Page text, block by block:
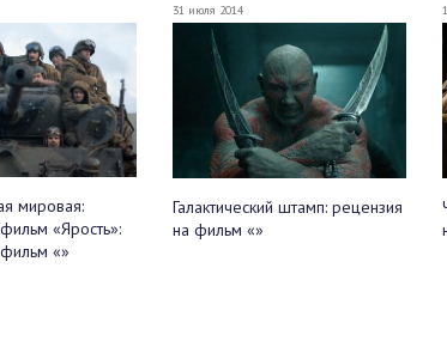
мировая:
«Ярость»:
«»
31 июля 2014
Галактический штамп: рецензия
на фильм «»